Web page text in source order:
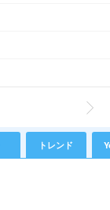
トレンド